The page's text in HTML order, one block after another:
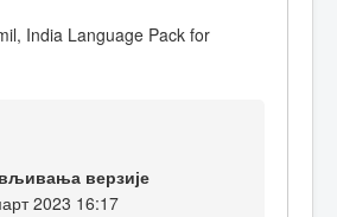
India Language Pack for
верзије
2023 16:17